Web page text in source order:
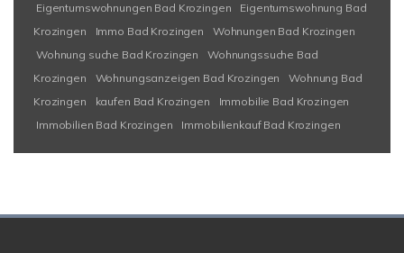
Eigentumswohnungen Bad Krozingen
Eigentumswohnung Bad
Krozingen
Immo Bad Krozingen
Wohnungen Bad Krozingen
Wohnung suche Bad Krozingen
Wohnungssuche Bad
Krozingen
Wohnungsanzeigen Bad Krozingen
Wohnung Bad
Krozingen
kaufen Bad Krozingen
Immobilie Bad Krozingen
Immobilien Bad Krozingen
Immobilienkauf Bad Krozingen